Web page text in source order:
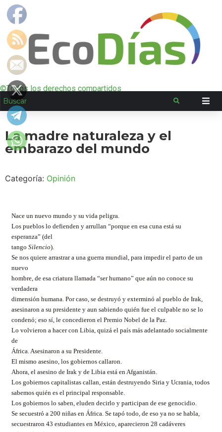
©Todos los derechos compartidos
La madre naturaleza y el
embarazo del mundo
Categoría: Opinión
Nace un nuevo mundo y su vida peligra.
Los pueblos lo defienden y arrullan “porque en esa cuna está su
esperanza” (del
tango Silencio).
Se nos quiere arrastrar a una guerra mundial, para impedir el parto de un
nuevo
hombre, de esa criatura llamada “ser humano” que aún no conoce su
verdadera
dimensión humana. Por caso, se destruyó y exterminó al pueblo de Irak,
asesinaron a su presidente y aun sabiendo quién fue el culpable no se lo
condenó; eso sí, le concedieron el Premio Nobel de la Paz.
Lo volvieron a hacer con Libia, quizá el país más adelantado socialmente
de
África. Asesinaron a su Presidente.
El mismo asesino, los gobiernos callaron.
Ahora, el asesino de Irak y de Libia está en Afganistán.
Los gobiernos capitalistas callan, están destruyendo Siria y Ucrania, todos
sabemos quién es el principal responsable.
Los gobiernos lo saben, eluden decirlo y participan de ese genocidio.
Se secuestró a 200 niñas en África. Se tapó todo, de eso ya no se habla,
secuestraron 43 estudiantes en México, aparecieron 28 cadáveres